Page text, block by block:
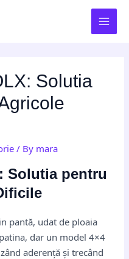
Solutia
/ By mara
Solutia pentru
pantă, udat de ploaia
dar un model 4×4
aderență și trecând